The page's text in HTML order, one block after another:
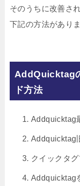
そのうちに改善さ
下記の方法がありま
AddQuicktag
ド方法
Addquicktag
Addquicktag
クイックタ
Addquicktag